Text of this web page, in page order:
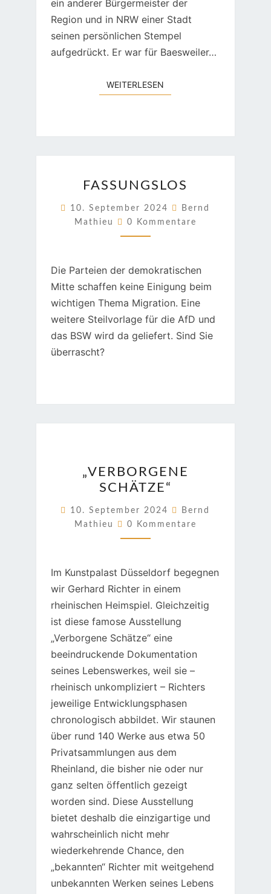
ein anderer Bürgermeister der
Region und in NRW einer Stadt
seinen persönlichen Stempel
aufgedrückt. Er war für Baesweiler…
WEITERLESEN
FASSUNGSLOS
10. September 2024
Bernd
Mathieu
Kommentare
0 Kommentare
Die Parteien der demokratischen
Mitte schaffen keine Einigung beim
wichtigen Thema Migration. Eine
weitere Steilvorlage für die AfD und
das BSW wird da geliefert. Sind Sie
überrascht?
SCHÄTZE“
„VERBORGENE
SCHÄTZE“
10. September 2024
Bernd
Mathieu
Kommentare
0 Kommentare
Im Kunstpalast Düsseldorf begegnen
wir Gerhard Richter in einem
rheinischen Heimspiel. Gleichzeitig
ist diese famose Ausstellung
„Verborgene Schätze“ eine
beeindruckende Dokumentation
seines Lebenswerkes, weil sie –
rheinisch unkompliziert – Richters
jeweilige Entwicklungsphasen
chronologisch abbildet. Wir staunen
über rund 140 Werke aus etwa 50
Privatsammlungen aus dem
Rheinland, die bisher nie oder nur
ganz selten öffentlich gezeigt
worden sind. Diese Ausstellung
bietet deshalb die einzigartige und
wahrscheinlich nicht mehr
wiederkehrende Chance, den
„bekannten“ Richter mit weitgehend
unbekannten Werken seines Lebens